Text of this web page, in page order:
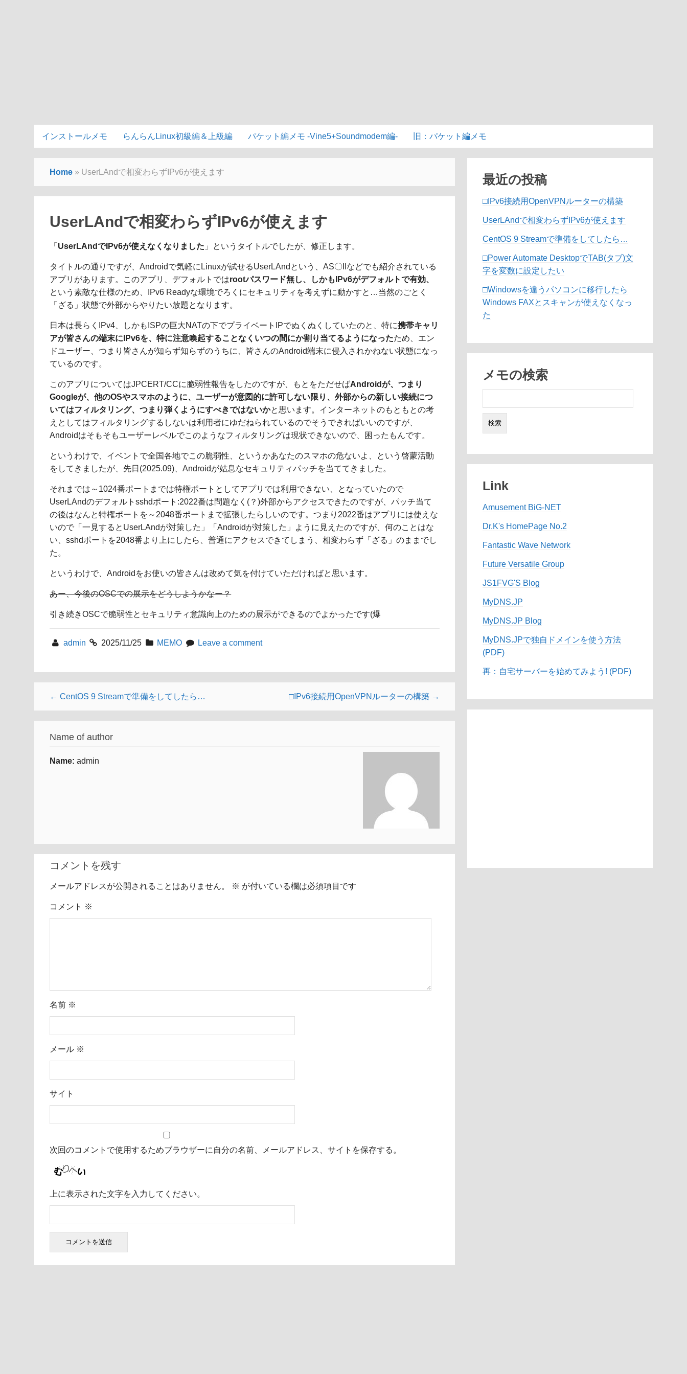
インストールメモ らんらんLinux初級編＆上級編 パケット編メモ -Vine5+Soundmodem編- 旧：パケット編メモ
Home » UserLAndで相変わらずIPv6が使えます
UserLAndで相変わらずIPv6が使えます
「 UserLAndでIPv6が使えなくなりました 」というタイトルでしたが、修正します。
タイトルの通りですが、Androidで気軽にLinuxが試せるUserLAndという、AS〇IIなどでも紹介されている
アプリがあります。このアプリ、デフォルトではrootパスワード無し、しかもIPv6がデフォルトで有効、
という素敵な仕様のため、IPv6 Readyな環境でろくにセキュリティを考えずに動かすと…当然のごとく
「ざる」状態で外部からやりたい放題となります。
日本は長らくIPv4、しかもISPの巨大NATの下でプライベートIPでぬくぬくしていたのと、特に携帯キャリ
アが皆さんの端末にIPv6を、特に注意喚起することなくいつの間にか割り当てるようになったため、エン
ドユーザー、つまり皆さんが知らず知らずのうちに、皆さんのAndroid端末に侵入されかねない状態になっ
ているのです。
このアプリについてはJPCERT/CCに脆弱性報告をしたのですが、もとをただせばAndroidが、つまり
Googleが、他のOSやスマホのように、ユーザーが意図的に許可しない限り、外部からの新しい接続につ
いてはフィルタリング、つまり弾くようにすべきではないかと思います。インターネットのもともとの考
えとしてはフィルタリングするしないは利用者にゆだねられているのでそうできればいいのですが、
Androidはそもそもユーザーレベルでこのようなフィルタリングは現状できないので、困ったもんです。
というわけで、イベントで全国各地でこの脆弱性、というかあなたのスマホの危ないよ、という啓蒙活動
をしてきましたが、先日(2025.09)、Androidが姑息なセキュリティパッチを当ててきました。
それまでは～1024番ポートまでは特権ポートとしてアプリでは利用できない、となっていたので
UserLAndのデフォルトsshdポート:2022番は問題なく(？)外部からアクセスできたのですが、パッチ当て
の後はなんと特権ポートを～2048番ポートまで拡張したらしいのです。つまり2022番はアプリには使えな
いので「一見するとUserLAndが対策した」「Androidが対策した」ように見えたのですが、何のことはな
い、sshdポートを2048番より上にしたら、普通にアクセスできてしまう、相変わらず「ざる」のままでし
た。
というわけで、Androidをお使いの皆さんは改めて気を付けていただければと思います。
あー、今後のOSCでの展示をどうしようかなー？
引き続きOSCで脆弱性とセキュリティ意識向上のための展示ができるのでよかったです(爆
admin 2025/11/25 MEMO Leave a comment
← CentOS 9 Streamで準備をしてしたら… □IPv6接続用OpenVPNルーターの構築 →
Name of author
Name:admin
コメントを残す
メールアドレスが公開されることはありません。 ※ が付いている欄は必須項目です
コメント ※
名前 ※
メール ※
サイト
次回のコメントで使用するためブラウザーに自分の名前、メールアドレス、サイトを保存する。
上に表示された文字を入力してください。
最近の投稿
□IPv6接続用OpenVPNルーターの構築
UserLAndで相変わらずIPv6が使えます
CentOS 9 Streamで準備をしてしたら…
□Power Automate DesktopでTAB(タブ)文
字を変数に設定したい
□Windowsを違うパソコンに移行したら
Windows FAXとスキャンが使えなくなっ
た
メモの検索
索:
Link
Amusement BiG-NET
Dr.K's HomePage No.2
Fantastic Wave Network
Future Versatile Group
JS1FVG'S Blog
MyDNS.JP
MyDNS.JP Blog
MyDNS.JPで独自ドメインを使う方法
(PDF)
再：自宅サーバーを始めてみよう! (PDF)